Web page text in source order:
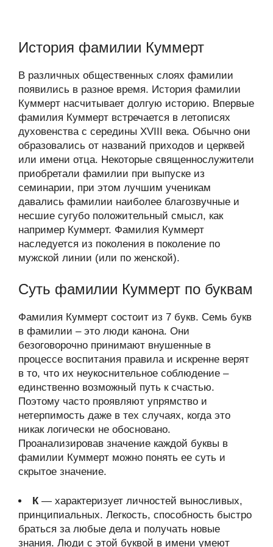
История фамилии Куммерт
В различных общественных слоях фамилии
появились в разное время. История фамилии
Куммерт насчитывает долгую историю. Впервые
фамилия Куммерт встречается в летописях
духовенства с середины XVIII века. Обычно они
образовались от названий приходов и церквей
или имени отца. Некоторые священнослужители
приобретали фамилии при выпуске из
семинарии, при этом лучшим ученикам
давались фамилии наиболее благозвучные и
несшие сугубо положительный смысл, как
например Куммерт. Фамилия Куммерт
наследуется из поколения в поколение по
мужской линии (или по женской).
Суть фамилии Куммерт по буквам
Фамилия Куммерт состоит из 7 букв. Семь букв
в фамилии – это люди канона. Они
безоговорочно принимают внушенные в
процессе воспитания правила и искренне верят
в то, что их неукоснительное соблюдение –
единственно возможный путь к счастью.
Поэтому часто проявляют упрямство и
нетерпимость даже в тех случаях, когда это
никак логически не обосновано.
Проанализировав значение каждой буквы в
фамилии Куммерт можно понять ее суть и
скрытое значение.
К— характеризует личностей выносливых,
принципиальных. Легкость, способность быстро
браться за любые дела и получать новые
знания. Люди с этой буквой в имени умеют